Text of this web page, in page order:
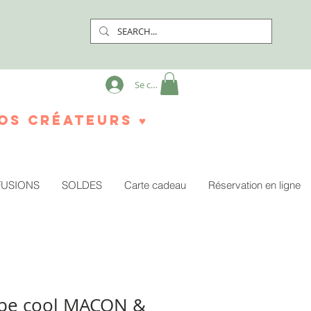
Se connecter
créateurs ♥
SOLDES Carte cadeau Réservation en ligne
cool MACON &